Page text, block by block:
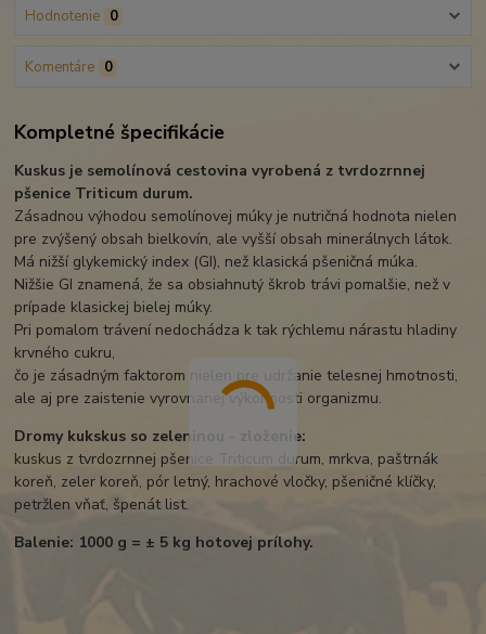
Hodnotenie 0
Komentáre 0
Kompletné špecifikácie
Kuskus je semolínová cestovina vyrobená z tvrdozrnnej
pšenice Triticum durum.
Zásadnou výhodou semolínovej múky je nutričná hodnota nielen
pre zvýšený obsah bielkovín, ale vyšší obsah minerálnych látok.
Má nižší glykemický index (GI), než klasická pšeničná múka.
Nižšie GI znamená, že sa obsiahnutý škrob trávi pomalšie, než v
prípade klasickej bielej múky.
Pri pomalom trávení nedochádza k tak rýchlemu nárastu hladiny
krvného cukru,
čo je zásadným faktorom nielen pre udržanie telesnej hmotnosti,
ale aj pre zaistenie vyrovnanej výkonnosti organizmu.
Dromy kukskus so zeleninou - zloženie:
kuskus z tvrdozrnnej pšenice Triticum durum, mrkva, paštrnák
koreň, zeler koreň, pór letný, hrachové vločky, pšeničné klíčky,
petržlen vňať, špenát list.
Balenie: 1000 g = ± 5 kg hotovej prílohy.